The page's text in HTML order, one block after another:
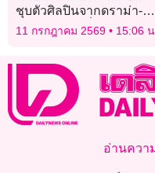
ชุบตัวศิลปินจากดราม่า-
เคลียร์คดีรถ ลั่นคำขาดไม่
จ่ายก็ติดคุก!
11 กรกฎาคม 2569 15:06
อ่านควา